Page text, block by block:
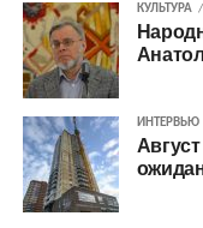
КУЛЬТУРА
ИНТЕРВЬЮ